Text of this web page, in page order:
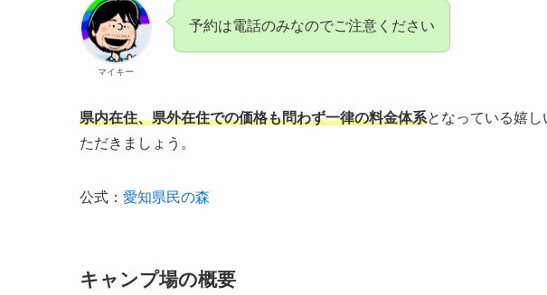
マイキー
予約は電話のみなのでご注意ください
県内在住、県外在住での価格も問わず一律の料金体系となっている嬉
ただきましょう。
公式： 愛知県民の森
キャンプ場の概要